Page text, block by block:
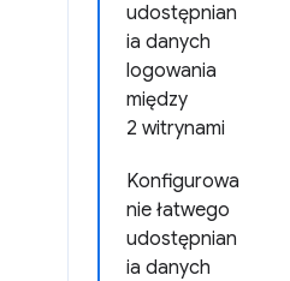
udostępnian
ia danych
logowania
między
2 witrynami
Konfigurowa
nie łatwego
udostępnian
ia danych